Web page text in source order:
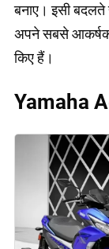
बनाए। इसी
अपने सबसे
किए हैं।
Yamaha